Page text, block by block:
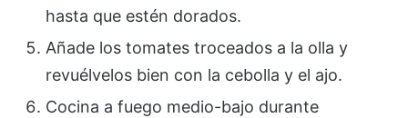
hasta que estén dorados.
Añade los tomates troceados a la olla y
revuélvelos bien con la cebolla y el ajo.
Cocina a fuego medio-bajo durante